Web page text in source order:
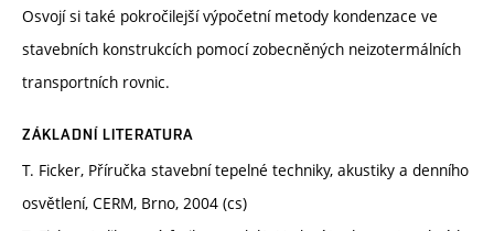
Osvojí si také pokročilejší výpočetní metody kondenzace ve
stavebních konstrukcích pomocí zobecněných neizotermálních
transportních rovnic.
ZÁKLADNÍ LITERATURA
T. Ficker, Příručka stavební tepelné techniky, akustiky a denního
osvětlení, CERM, Brno, 2004 (cs)